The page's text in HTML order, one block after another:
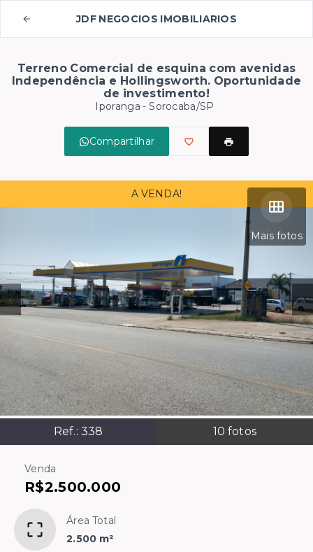
JDF NEGOCIOS IMOBILIARIOS
Terreno Comercial de esquina com avenidas
Independência e Hollingsworth. Oportunidade
de investimento!
Iporanga - Sorocaba/SP
Compartilhar
Mais fotos
Ref.: 338 10 fotos
A VENDA!
Venda
R$2.500.000
Área Total
2.500 m²